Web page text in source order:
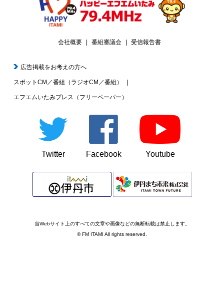
会社概要 番組審議会 受信報告書
広告掲載をお考えの方へ
スポットCM／番組（ラジオCM／番組）
エフエムいたみプレス（フリーペーパー）
Twitter Facebook Youtube
当Webサイト上のすべての文章や画像などの無断転載は禁止します。
© FM ITAMI All rights reserved.